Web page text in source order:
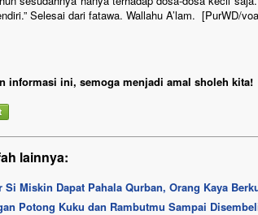
Selesai dari fatawa. Wallahu A’lam. [PurWD/
informasi ini, semoga menjadi amal sholeh kita!
lainnya:
Si Miskin Dapat Pahala Qurban, Orang Kaya
Potong Kuku dan Rambutmu Sampai